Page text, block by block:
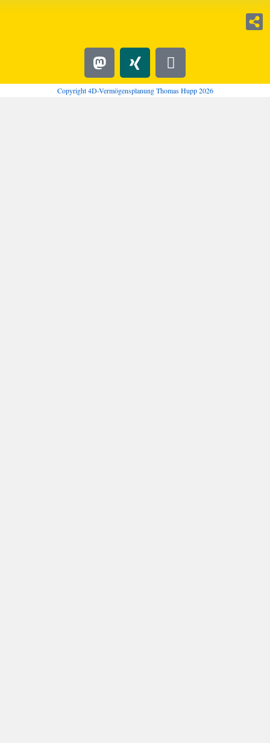
Copyright 4D-Vermögensplanung Thomas Hupp 2026